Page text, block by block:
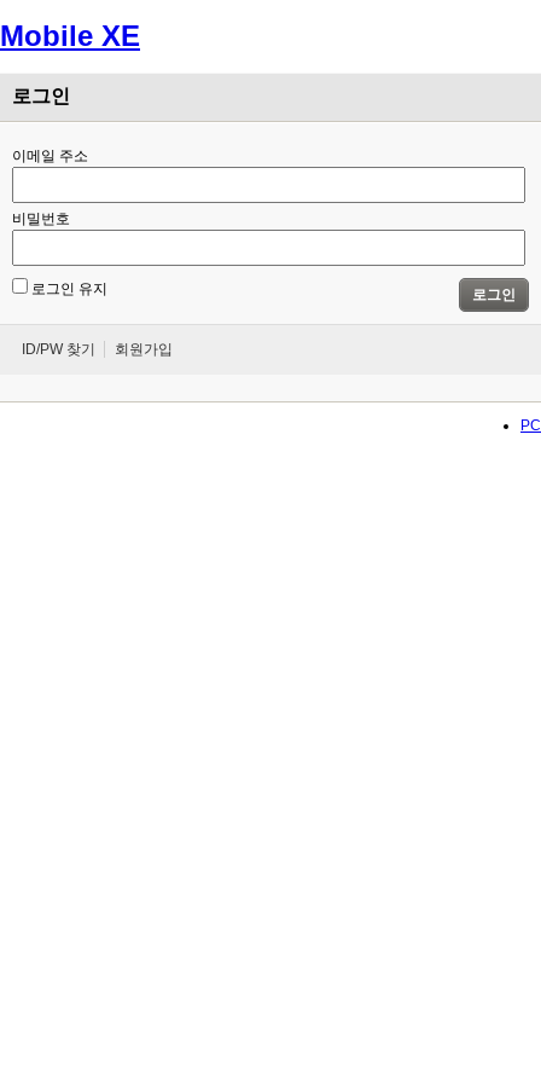
Mobile XE
로그인
이메일 주소
비밀번호
로그인 유지 로그인
ID/PW 찾기 회원가입
PC